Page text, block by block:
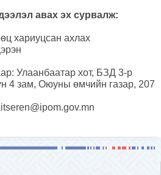
авах эх сурвалж:
хариуцсан ахлах
Улаанбаатар хот, БЗД 3-р
4 зам, Оюуны өмчийн газар, 207